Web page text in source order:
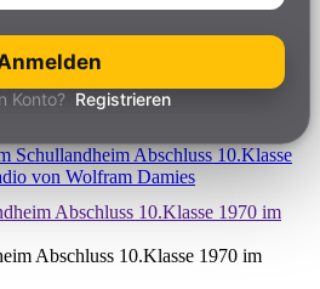
Konto? Registrieren
Schullandheim Abschluss 10.Klasse
von Wolfram Damies
Abschluss 10.Klasse 1970 im